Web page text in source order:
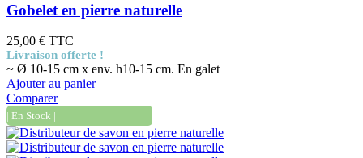
Gobelet en pierre naturelle
25,00 € TTC
Livraison offerte !
~ Ø 10-15 cm x env. h10-15 cm. En galet
Ajouter au panier
Comparer
| En Stock |